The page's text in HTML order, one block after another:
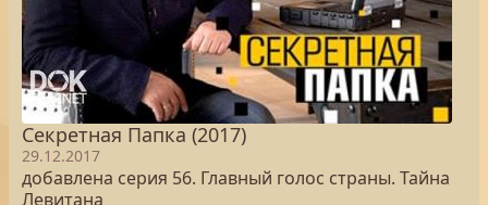
Секретная Папка (2017)
29.12.2017
добавлена серия 56. Главный голос страны. Тайна
Левитана